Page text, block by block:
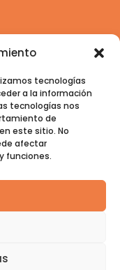
tecnologías
a la información
tecnologías nos
de
este sitio. No
afectar
funciones.